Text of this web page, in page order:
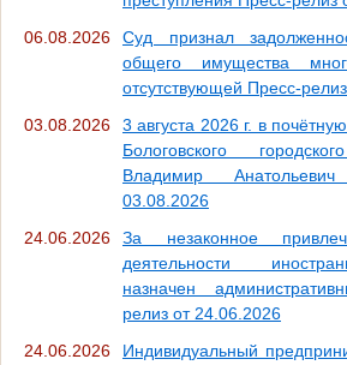
06.08.2026
Суд признал
общего имущества
отсутствующей Пресс-
03.08.2026
3 августа 2026 г. в
Бологовского
Владимир
03.08.2026
24.06.2026
За незаконное
деятельности
назначен
релиз от 24.06.2026
24.06.2026
Индивидуальный